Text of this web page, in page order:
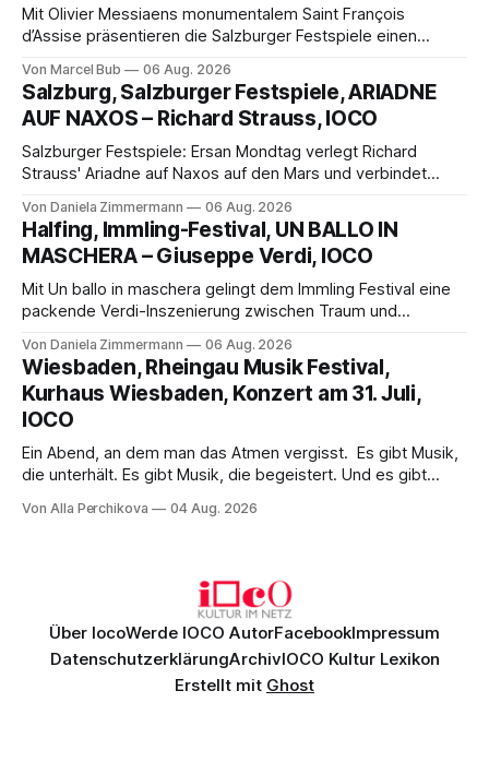
Mit Olivier Messiaens monumentalem Saint François
d’Assise präsentieren die Salzburger Festspiele einen
eine bildgewaltige Inszenierung, Maxime Pascal entfaltet
die komplexe Partitur eindrucksvoll, Philippe Sly berührt als
Franziskus.
Von Marcel Bub 06 Aug. 2026
Salzburg, Salzburger Festspiele, ARIADNE
AUF NAXOS – Richard Strauss, IOCO
Salzburger Festspiele: Ersan Mondtag verlegt Richard
Strauss' Ariadne auf Naxos auf den Mars und verbindet
Aufführung mit starken Solisten und den Wiener
Philharmonikern, szenisch bleibt der zweite Akt jedoch
hinter den Erwartungen zurück.
Von Daniela Zimmermann 06 Aug. 2026
Halfing, Immling-Festival, UN BALLO IN
MASCHERA – Giuseppe Verdi, IOCO
Mit Un ballo in maschera gelingt dem Immling Festival eine
packende Verdi-Inszenierung zwischen Traum und
psychologische Tiefe mit starken Bildern, getragen von
einem spielfreudigen Ensemble und einer musikalisch
überzeugenden Gesamtleistung.
Von Daniela Zimmermann 06 Aug. 2026
Wiesbaden, Rheingau Musik Festival,
Kurhaus Wiesbaden, Konzert am 31. Juli,
IOCO
Ein Abend, an dem man das Atmen vergisst. Es gibt Musik,
die unterhält. Es gibt Musik, die begeistert. Und es gibt
Genau so war der Abend im Kurhaus Wiesbaden, an dem
Von Alla Perchikova 04 Aug. 2026
Über IocoWerde IOCO AutorFacebookImpressum
DatenschutzerklärungArchivIOCO Kultur Lexikon
Erstellt mit Ghost